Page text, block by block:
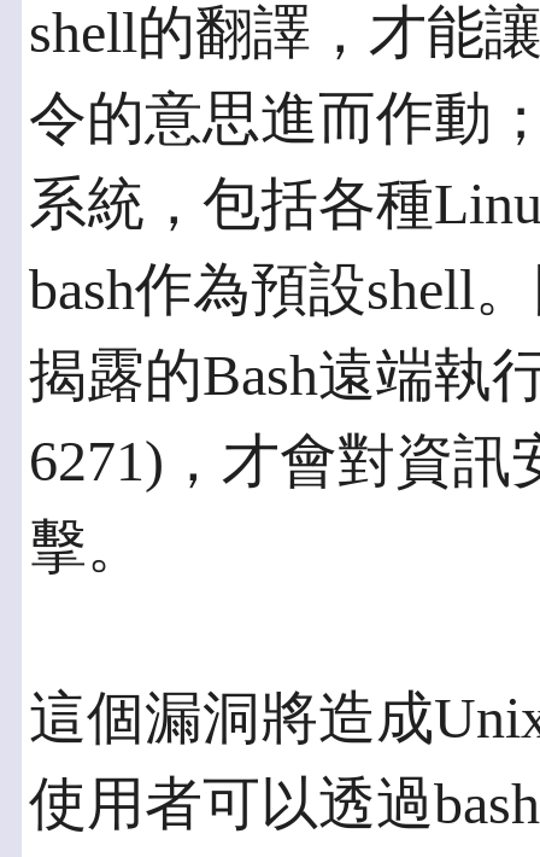
shell的翻譯，才能
令的意思進而作動
系統，包括各種
bash作為預設shell
揭露的Bash遠端執
6271)，才會對資
擊。
這個漏洞將造成
使用者可以透過